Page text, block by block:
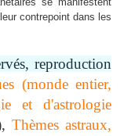
contrepoint dans les
reproduction
(monde entier,
et d'astrologie
Thèmes astraux,